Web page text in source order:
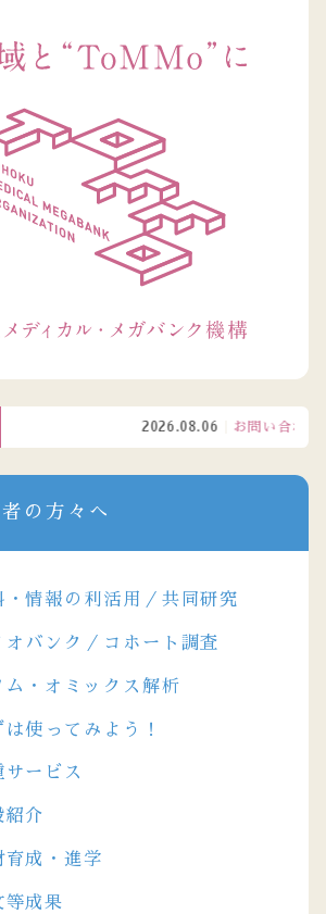
2026.08.06 お問い合わせ窓
の方々へ
・情報の利活用／共同研究
オバンク／コホート調査
ム・オミックス解析
は使ってみよう！
サービス
紹介
育成・進学
等成果